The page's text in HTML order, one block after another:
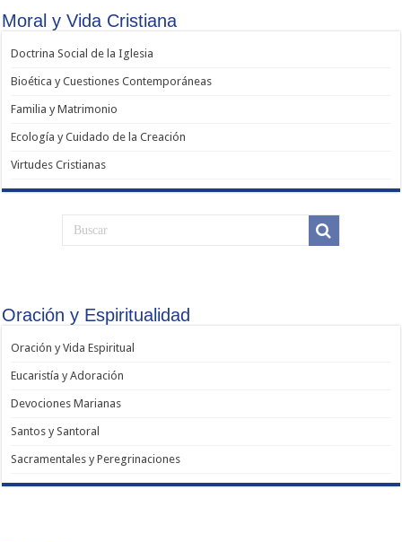
Moral y Vida Cristiana
Doctrina Social de la Iglesia
Bioética y Cuestiones Contemporáneas
Familia y Matrimonio
Ecología y Cuidado de la Creación
Virtudes Cristianas
Oración y Espiritualidad
Oración y Vida Espiritual
Eucaristía y Adoración
Devociones Marianas
Santos y Santoral
Sacramentales y Peregrinaciones